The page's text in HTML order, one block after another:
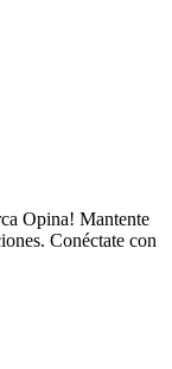
Opina! Mantente
Conéctate con